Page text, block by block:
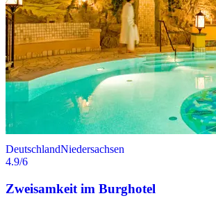
DeutschlandNiedersachsen
4.9/6
Zweisamkeit im Burghotel